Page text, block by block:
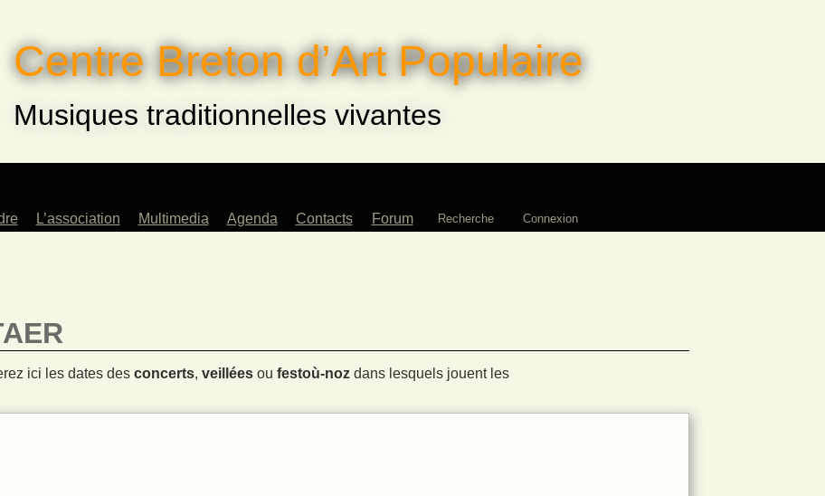
Centre Breton d’Art Populaire
Musiques traditionnelles vivantes
L’association
Multimedia
Agenda Contacts Forum Recherche Connexion
ici les dates desconcerts,veillées oufestoù-noz dans lesquels jouent les